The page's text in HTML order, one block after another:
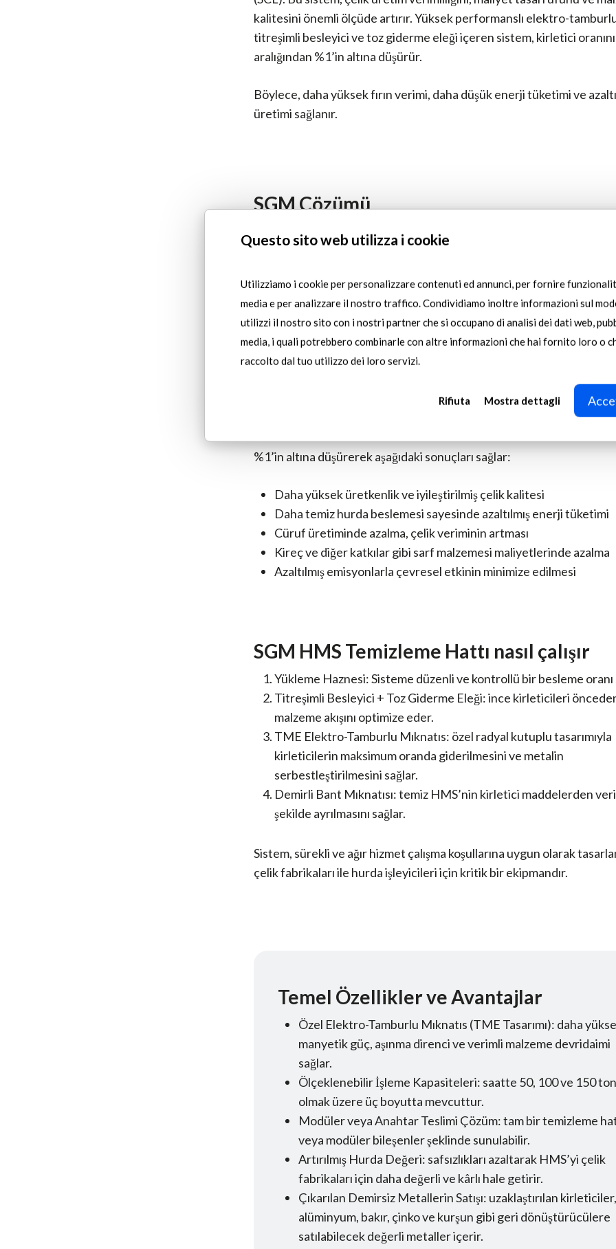
Questo sito web utilizza i cookie
Utilizziamo i cookie per personalizzare contenuti ed annunci, per fornire
media e per analizzare il nostro traffico. Condividiamo inoltre informazioni sul
utilizzi il nostro sito con i nostri partner che si occupano di analisi dei dati web,
media, i quali potrebbero combinarle con altre informazioni che hai fornito loro o
raccolto dal tuo utilizzo dei loro servizi.
Rifiuta Mostra dettagli
kalitesini önemli ölçüde artırır. Yüksek performanslı elektro-tamburlu
titreşimli besleyici ve toz giderme eleği içeren sistem, kirletici
aralığından %1’in altına düşürür.
Böylece, daha yüksek fırın verimi, daha düşük enerji tüketimi ve
üretimi sağlanır.
SGM Çözümü
HMS hurdası genellikle %6–12 oranında kirletici içerir ve bu durum
Fırın verimi ve enerji maliyetleri:yüksek kirlilik, üretilen ton
tüketimini artırır.
Cüruf oluşumu:fazla safsızlıklar, cüruf miktarını artırarak çeliğin
saflığını ve verimliliğini düşürür.
işletme maliyetlerini artırır.SGM’nin HMS için Hurda Temizleme
%1’in altına düşürerek aşağıdaki sonuçları sağlar:
Daha yüksek üretkenlik ve iyileştirilmiş çelik kalitesi
Daha temiz hurda beslemesi sayesinde azaltılmış enerji tüketimi
Cüruf üretiminde azalma, çelik veriminin artması
Kireç ve diğer katkılar gibi sarf malzemesi maliyetlerinde azalma
Azaltılmış emisyonlarla çevresel etkinin minimize edilmesi
SGM HMS Temizleme Hattı nasıl çalışır
Yükleme Haznesi: Sisteme düzenli ve kontrollü bir besleme oranı
Titreşimli Besleyici + Toz Giderme Eleği: ince kirleticileri
malzeme akışını optimize eder.
TME Elektro-Tamburlu Mıknatıs: özel radyal kutuplu tasarımıyla
kirleticilerin maksimum oranda giderilmesini ve metalin
serbestleştirilmesini sağlar.
Demirli Bant Mıknatısı: temiz HMS’nin kirletici maddelerden
şekilde ayrılmasını sağlar.
Sistem, sürekli ve ağır hizmet çalışma koşullarına uygun olarak
çelik fabrikaları ile hurda işleyicileri için kritik bir ekipmandır.
Temel Özellikler ve Avantajlar
Özel Elektro-Tamburlu Mıknatıs (TME Tasarımı): daha
manyetik güç, aşınma direnci ve verimli malzeme devridaimi
sağlar.
Ölçeklenebilir İşleme Kapasiteleri: saatte 50, 100 ve 150
olmak üzere üç boyutta mevcuttur.
Modüler veya Anahtar Teslimi Çözüm: tam bir temizleme
veya modüler bileşenler şeklinde sunulabilir.
Artırılmış Hurda Değeri: safsızlıkları azaltarak HMS’yi çelik
fabrikaları için daha değerli ve kârlı hale getirir.
Çıkarılan Demirsiz Metallerin Satışı: uzaklaştırılan
alüminyum, bakır, çinko ve kurşun gibi geri dönüştürücülere
satılabilecek değerli metaller içerir.